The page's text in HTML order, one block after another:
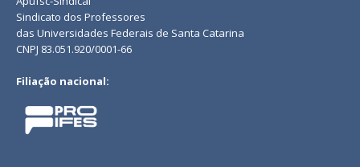
Sindicato dos Professores
das Universidades Federais de Santa Catarina
CNPJ 83.051.920/0001-66
Filiação nacional: